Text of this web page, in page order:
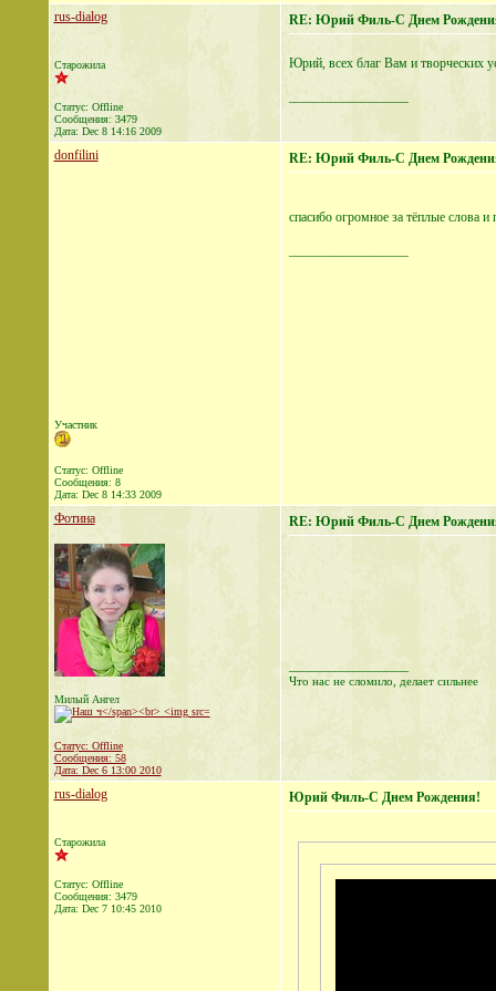
rus-dialog
Старожила
Статус: Offline
Сообщения: 3479
Дата: Dec 8 14:16 2009
RE: Юрий Филь-С Днем
Юрий, всех благ Вам и творческих
donfilini
Участник
Статус: Offline
Сообщения: 8
Дата: Dec 8 14:33 2009
RE: Юрий Филь-С Днем
спасибо огромное за тёплые слова
Фотина
Милый Ангел
Статус: Offline
Сообщения: 58
Дата: Dec 6 13:00 2010
RE: Юрий Филь-С Днем
Что нас не сломило, делает сильнее
rus-dialog
Старожила
Статус: Offline
Сообщения: 3479
Дата: Dec 7 10:45 2010
Юрий Филь-С Днем Рождения!